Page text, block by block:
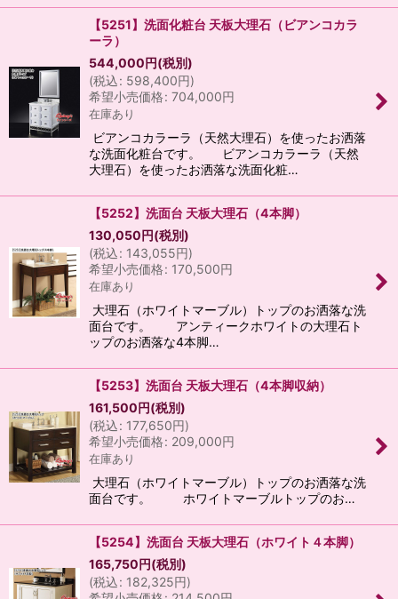
【5251】洗面化粧台 天板大理石（ビアンコカラ
ーラ）
544,000円(税別)
(税込: 598,400円)
希望小売価格: 704,000円
在庫あり
ビアンコカラーラ（天然大理石）を使ったお洒落
な洗面化粧台です。 ビアンコカラーラ（天然
大理石）を使ったお洒落な洗面化粧…
【5252】洗面台 天板大理石（4本脚）
130,050円(税別)
(税込: 143,055円)
希望小売価格: 170,500円
在庫あり
大理石（ホワイトマーブル）トップのお洒落な洗
面台です。 アンティークホワイトの大理石ト
ップのお洒落な4本脚…
【5253】洗面台 天板大理石（4本脚収納）
161,500円(税別)
(税込: 177,650円)
希望小売価格: 209,000円
在庫あり
大理石（ホワイトマーブル）トップのお洒落な洗
面台です。 ホワイトマーブルトップのお…
【5254】洗面台 天板大理石（ホワイト４本脚）
165,750円(税別)
(税込: 182,325円)